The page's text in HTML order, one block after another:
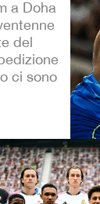
a Doha
del
ci sono